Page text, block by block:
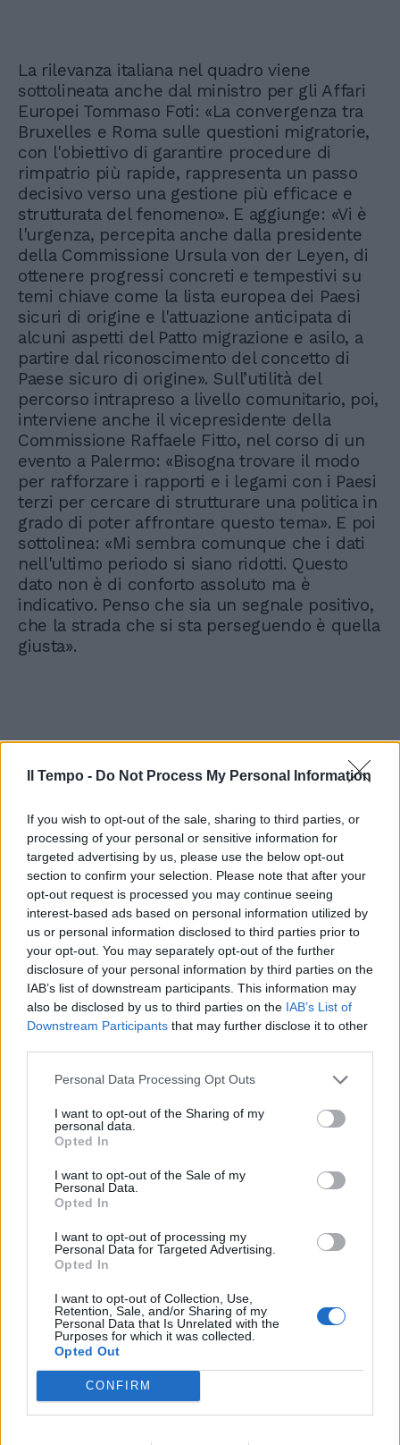
Il Tempo - Do Not Process My Personal Information
If you wish to opt-out of the sale, sharing to third parties, or
processing of your personal or sensitive information for
targeted advertising by us, please use the below opt-out
section to confirm your selection. Please note that after your
opt-out request is processed you may continue seeing
interest-based ads based on personal information utilized by
us or personal information disclosed to third parties prior to
your opt-out. You may separately opt-out of the further
disclosure of your personal information by third parties on the
IAB’s list of downstream participants. This information may
also be disclosed by us to third parties on the IAB’s List of
Downstream Participants that may further disclose it to other
Personal Data Processing Opt Outs
I want to opt-out of the Sharing of my
personal data.
Opted In
I want to opt-out of the Sale of my
Personal Data.
Opted In
I want to opt-out of processing my
Personal Data for Targeted Advertising.
Opted In
I want to opt-out of Collection, Use,
Retention, Sale, and/or Sharing of my
Personal Data that Is Unrelated with the
Purposes for which it was collected.
Opted Out
CONFIRM
La rilevanza italiana nel quadro viene
sottolineata anche dal ministro per gli Affari
Europei Tommaso Foti: «La convergenza tra
Bruxelles e Roma sulle questioni migratorie,
con l'obiettivo di garantire procedure di
rimpatrio più rapide, rappresenta un passo
decisivo verso una gestione più efficace e
strutturata del fenomeno». E aggiunge: «Vi è
l'urgenza, percepita anche dalla presidente
della Commissione Ursula von der Leyen, di
ottenere progressi concreti e tempestivi su
temi chiave come la lista europea dei Paesi
sicuri di origine e l'attuazione anticipata di
alcuni aspetti del Patto migrazione e asilo, a
partire dal riconoscimento del concetto di
Paese sicuro di origine». Sull’utilità del
percorso intrapreso a livello comunitario, poi,
interviene anche il vicepresidente della
Commissione Raffaele Fitto, nel corso di un
evento a Palermo: «Bisogna trovare il modo
per rafforzare i rapporti e i legami con i Paesi
terzi per cercare di strutturare una politica in
grado di poter affrontare questo tema». E poi
sottolinea: «Mi sembra comunque che i dati
nell'ultimo periodo si siano ridotti. Questo
dato non è di conforto assoluto ma è
indicativo. Penso che sia un segnale positivo,
che la strada che si sta perseguendo è quella
giusta».
Difendere i migranti è un
business "pazzesco". Sasso: